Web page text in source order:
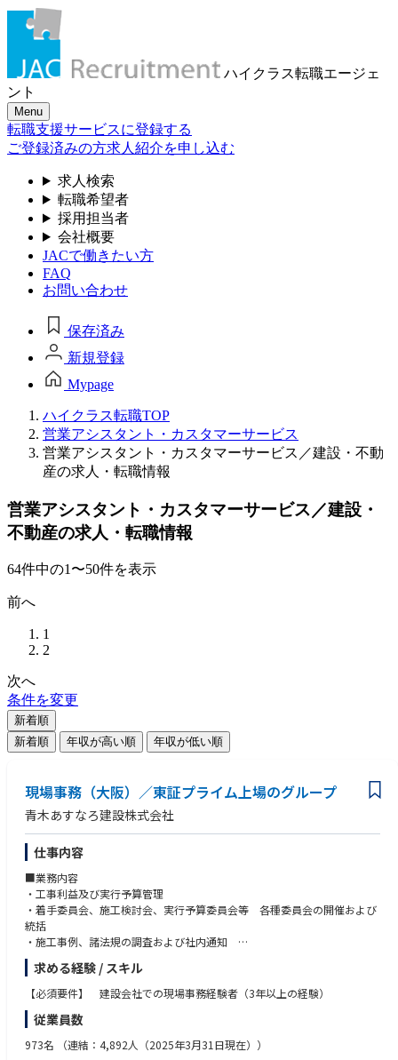
ハイクラス転職エージェ
ント
Menu
転職支援サービスに登録する
ご登録済みの方求人紹介を申し込む
求人検索
転職希望者
採用担当者
会社概要
JACで働きたい方
FAQ
お問い合わせ
保存済み
新規登録
Mypage
ハイクラス転職TOP
営業アシスタント・カスタマーサービス
営業アシスタント・カスタマーサービス／建設・不動
産の求人・転職情報
営業アシスタント・カスタマーサービス／建設・
不動産の求人・転職情報
64件中の1〜50件を表示
前へ
1
2
次へ
条件を変更
新着順
新着順
年収が高い順 年収が低い順
現場事務（大阪）／東証プライム上場のグループ
青木あすなろ建設株式会社
仕事内容
■業務内容
・工事利益及び実行予算管理
・着手委員会、施工検討会、実行予算委員会等 各種委員会の開催および
統括
・施工事例、諸法規の調査および社内通知
・データ入力業務
・会議準備
・電話対応、来客対応
求める経験 / スキル
【必須要件】 建設会社での現場事務経験者（3年以上の経験）
従業員数
973名 （連結：4,892人（2025年3月31日現在））